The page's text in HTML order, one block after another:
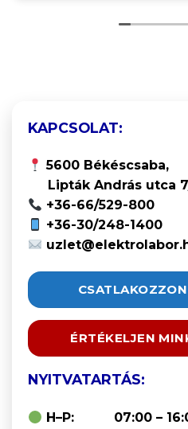
KAPCSOLAT:
5600 Békéscsaba,
Lipták András utca
+36-66/529-800
+36-30/248-1400
ÉRTÉKELJEN
NYITVATARTÁS:
H–P: 07:00 –